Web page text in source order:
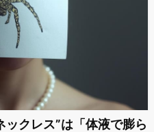
ックレス”は「体液で膨ら